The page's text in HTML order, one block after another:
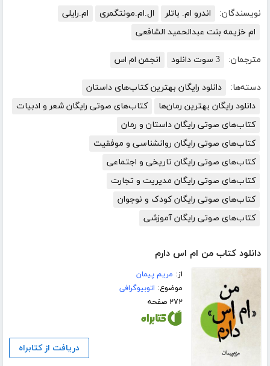
نویسندگان: اندرو ام. باتلر ال.ام.مونتگمری
ام.رایلی
ام خزیمه بنت عبدالحمید الشافعی
مترجمان: 3 سوت دانلود انجمن ام اس
دسته‌ها:
دانلود رایگان بهترین کتاب‌های داستان
دانلود رایگان بهترین رمان‌ها
کتاب‌های صوتی رایگان شعر و ادبیات
کتاب‌های صوتی رایگان داستان و رمان
کتاب‌های صوتی رایگان روانشناسی و موفقیت
کتاب‌های صوتی رایگان تاریخی و اجتماعی
کتاب‌های صوتی رایگان مدیریت و تجارت
کتاب‌های صوتی رایگان کودک و نوجوان
کتاب‌های صوتی رایگان آموزشی
دانلود کتاب من ام اس دارم
از: مریم پیمان
موضوع: اتوبیوگرافی
۲۷۲ صفحه
دریافت از کتابراه